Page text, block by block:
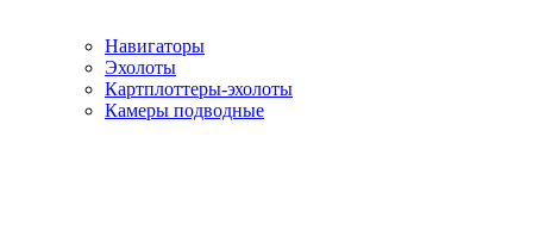
Навигаторы
Эхолоты
Картплоттеры-эхолоты
Камеры подводные